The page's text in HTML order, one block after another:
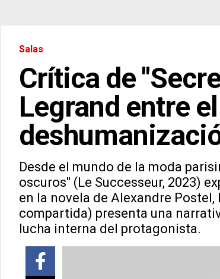
Salas
Crítica de
Legrand entre
Desde el mundo de la moda
oscuros" (Le Successeur, 2023)
en la novela de Alexandre
compartida) presenta una
lucha interna del protagonista.